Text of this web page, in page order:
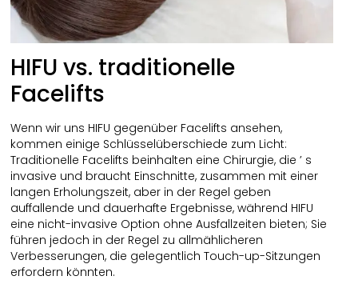
HIFU vs. traditionelle
Facelifts
Wenn wir uns HIFU gegenüber Facelifts ansehen,
kommen einige Schlüsselüberschiede zum Licht:
Traditionelle Facelifts beinhalten eine Chirurgie, die ’ s
invasive und braucht Einschnitte, zusammen mit einer
langen Erholungszeit, aber in der Regel geben
auffallende und dauerhafte Ergebnisse, während HIFU
eine nicht-invasive Option ohne Ausfallzeiten bieten; Sie
führen jedoch in der Regel zu allmählicheren
Verbesserungen, die gelegentlich Touch-up-Sitzungen
erfordern könnten.